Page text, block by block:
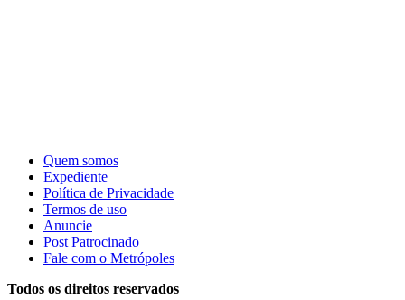
Quem somos
Expediente
Política de Privacidade
Termos de uso
Anuncie
Post Patrocinado
Fale com o Metrópoles
Todos os direitos reservados